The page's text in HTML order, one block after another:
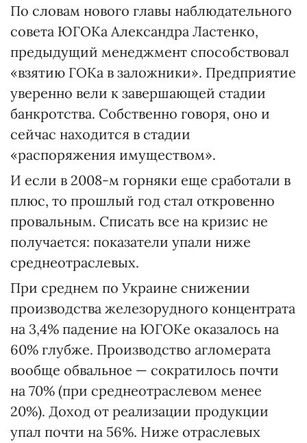
По словам нового главы наблюдательного
совета ЮГОКа Александра Ластенко,
предыдущий менеджмент способствовал
«взятию ГОКа в заложники». Предприятие
уверенно вели к завершающей стадии
банкротства. Собственно говоря, оно и
сейчас находится в стадии
«распоряжения имуществом».
И если в 2008-м горняки еще сработали в
плюс, то прошлый год стал откровенно
провальным. Списать все на кризис не
получается: показатели упали ниже
среднеотраслевых.
При среднем по Украине снижении
производства железорудного концентрата
на 3,4% падение на ЮГОКе оказалось на
60% глубже. Производство агломерата
вообще обвальное — сократилось почти
на 70% (при среднеотраслевом менее
20%). Доход от реализации продукции
упал почти на 56%. Ниже отраслевых